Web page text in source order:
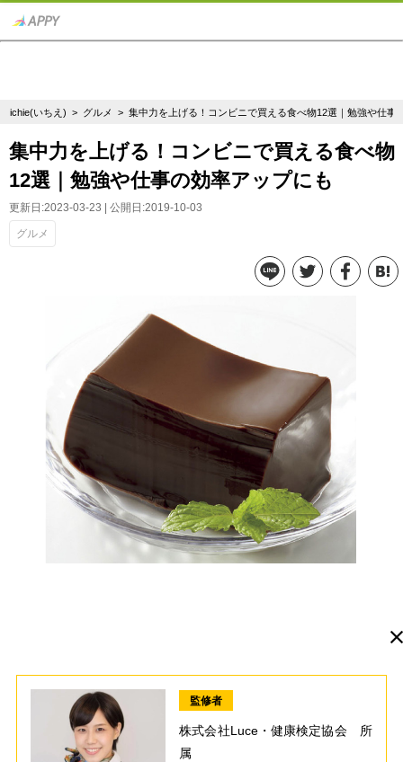
ichie(いちえ) > グルメ > 集中力を上げる！コンビニで買える食べ物12選｜勉強や仕事
集中力を上げる！コンビニで買える食べ物
12選｜勉強や仕事の効率アップにも
更新日:2023-03-23 | 公開日:2019-10-03
グルメ
監修者
株式会社Luce・健康検定協会 所
属